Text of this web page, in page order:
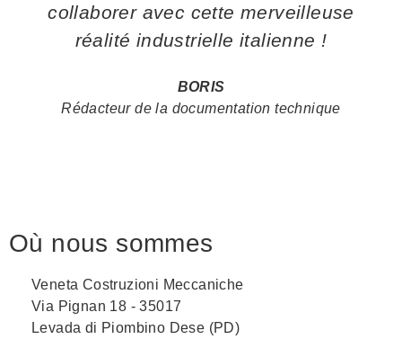
collaborer avec cette merveilleuse
réalité industrielle italienne !
BORIS
Rédacteur de la documentation technique
Où nous sommes
Veneta Costruzioni Meccaniche
Via Pignan 18 - 35017
Levada di Piombino Dese (PD)